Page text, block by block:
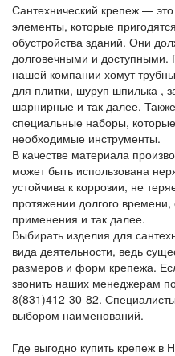
Сантехнический крепеж —
элементы, которые
обустройства зданий. Они
долговечными и доступными.
нашей компании хомут
для плитки, шуруп шпилька ,
шарнирные и так далее.
специальные наборы,
необходимые инструменты.
В качестве материала
может быть использована
устойчива к коррозии, не
протяжении долгого
применения и так далее.
Выбирать изделия для
вида деятельности, ведь
размеров и форм крепежа.
звонить наших менеджерам
8(831)412-30-82.
выбором наименований.
Где выгодно купить крепеж в